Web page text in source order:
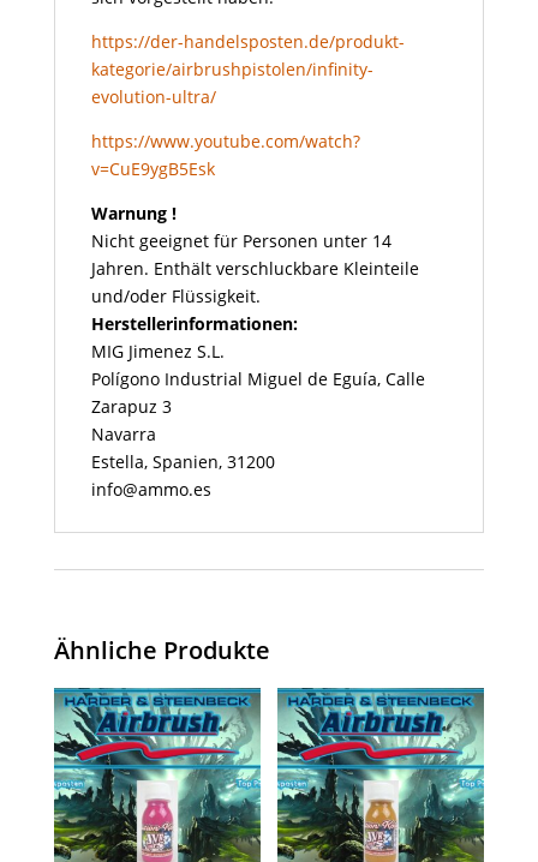
https://der-handelsposten.de/produkt-
kategorie/airbrushpistolen/infinity-
evolution-ultra/
https://www.youtube.com/watch?
v=CuE9ygB5Esk
Warnung !
Nicht geeignet für Personen unter 14
Jahren. Enthält verschluckbare Kleinteile
und/oder Flüssigkeit.
Herstellerinformationen:
MIG Jimenez S.L.
Polígono Industrial Miguel de Eguía, Calle
Zarapuz 3
Navarra
Estella, Spanien, 31200
info@ammo.es
Ähnliche Produkte